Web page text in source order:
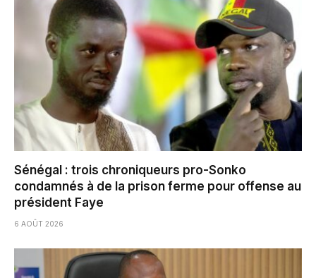
Sénégal : trois chroniqueurs pro-Sonko
condamnés à de la prison ferme pour offense au
président Faye
6 AOÛT 2026